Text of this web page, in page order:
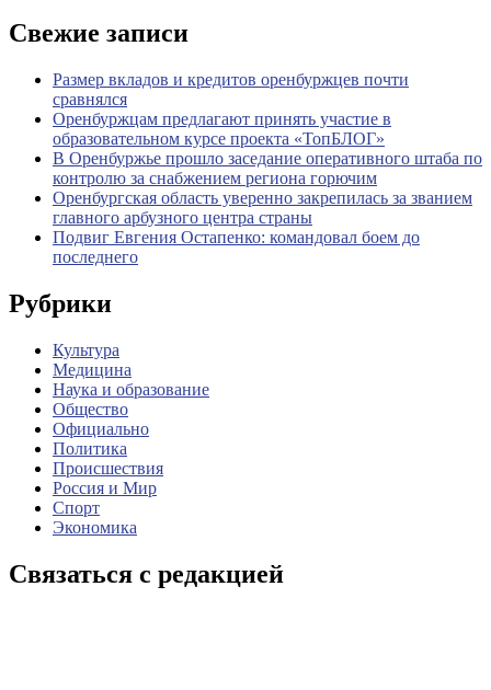
Свежие записи
Размер вкладов и кредитов оренбуржцев почти
сравнялся
Оренбуржцам предлагают принять участие в
образовательном курсе проекта «ТопБЛОГ»
В Оренбуржье прошло заседание оперативного штаба по
контролю за снабжением региона горючим
Оренбургская область уверенно закрепилась за званием
главного арбузного центра страны
Подвиг Евгения Остапенко: командовал боем до
последнего
Рубрики
Культура
Медицина
Наука и образование
Общество
Официально
Политика
Происшествия
Россия и Мир
Спорт
Экономика
Связаться с редакцией